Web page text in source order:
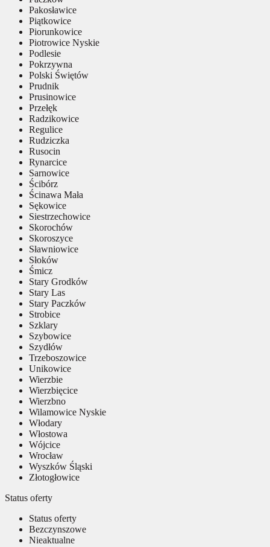
Pakosławice
Piątkowice
Piorunkowice
Piotrowice Nyskie
Podlesie
Pokrzywna
Polski Świętów
Prudnik
Prusinowice
Przełęk
Radzikowice
Regulice
Rudziczka
Rusocin
Rynarcice
Sarnowice
Ścibórz
Ścinawa Mała
Sękowice
Siestrzechowice
Skorochów
Skoroszyce
Sławniowice
Słoków
Śmicz
Stary Grodków
Stary Las
Stary Paczków
Strobice
Szklary
Szybowice
Szydłów
Trzeboszowice
Unikowice
Wierzbie
Wierzbięcice
Wierzbno
Wilamowice Nyskie
Włodary
Włostowa
Wójcice
Wrocław
Wyszków Śląski
Złotogłowice
Status oferty
Status oferty
Bezczynszowe
Nieaktualne